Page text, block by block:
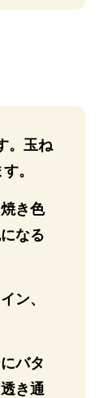
。玉ね
。
き色
なる
ン、
バタ
き通